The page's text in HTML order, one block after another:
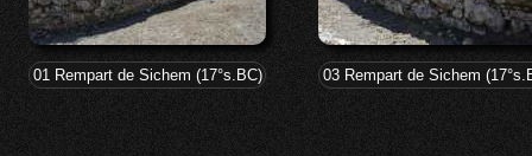
01 Rempart de Sichem (17°s.BC) 03 Rempart de Sichem